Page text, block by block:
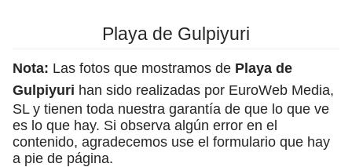
Playa de Gulpiyuri
Nota: Las fotos que mostramos de Playa de
Gulpiyuri han sido realizadas por EuroWeb Media,
SL y tienen toda nuestra garantía de que lo que ve
es lo que hay. Si observa algún error en el
contenido, agradecemos use el formulario que hay
a pie de página.